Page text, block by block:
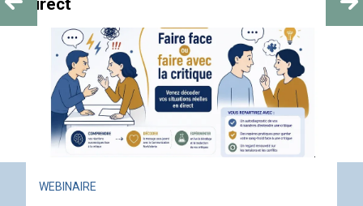
ACTUALITÉ ÉVÉNEMENT